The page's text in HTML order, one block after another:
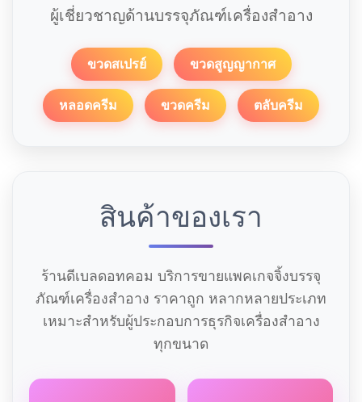
ผู้เชี่ยวชาญด้านบรรจุภัณฑ์เครื่องสำอาง
ขวดสเปรย์ ขวดสูญญากาศ
หลอดครีม ขวดครีม ตลับครีม
สินค้าของเรา
ร้านดีเบลดอทคอม บริการขายแพคเกจจิ้งบรรจุ
ภัณฑ์เครื่องสำอาง ราคาถูก หลากหลายประเภท
เหมาะสำหรับผู้ประกอบการธุรกิจเครื่องสำอาง
ทุกขนาด